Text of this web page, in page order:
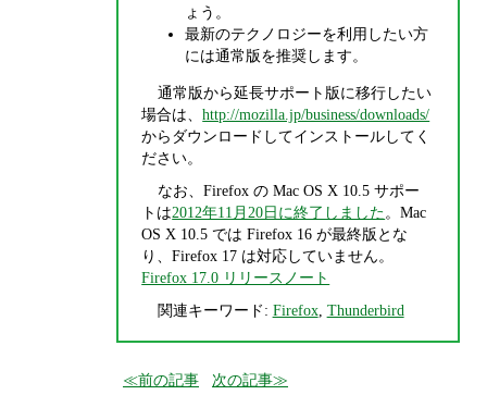
ょう。
最新のテクノロジーを利用したい方
には通常版を推奨します。
通常版から延長サポート版に移行したい
場合は、http://mozilla.jp/business/downloads/
からダウンロードしてインストールしてく
ださい。
なお、Firefox の Mac OS X 10.5 サポー
トは2012年11月20日に終了しました。Mac
OS X 10.5 では Firefox 16 が最終版とな
り、Firefox 17 は対応していません。
Firefox 17.0 リリースノート
関連キーワード: Firefox, Thunderbird
前の記事 次の記事